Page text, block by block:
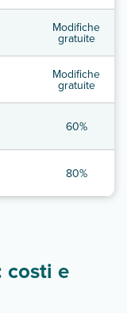
Modifiche
gratuite
Modifiche
gratuite
60%
80%
costi e